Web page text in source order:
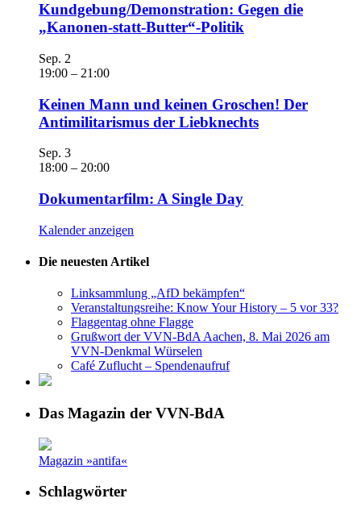
Kundgebung/Demonstration: Gegen die
„Kanonen-statt-Butter“-Politik
Sep. 2
19:00 – 21:00
Keinen Mann und keinen Groschen! Der
Antimilitarismus der Liebknechts
Sep. 3
18:00 – 20:00
Dokumentarfilm: A Single Day
Kalender anzeigen
Die neuesten Artikel
Linksammlung „AfD bekämpfen“
Veranstaltungsreihe: Know Your History – 5 vor 33?
Flaggentag ohne Flagge
Grußwort der VVN-BdA Aachen, 8. Mai 2026 am
VVN-Denkmal Würselen
Café Zuflucht – Spendenaufruf
Das Magazin der VVN-BdA
Magazin »antifa«
Schlagwörter